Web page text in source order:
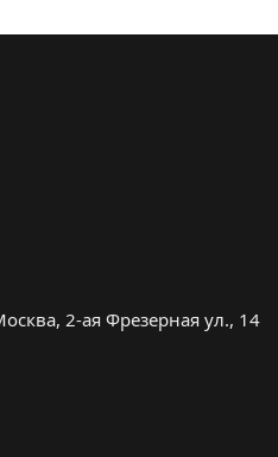
2-ая Фрезерная ул., 14